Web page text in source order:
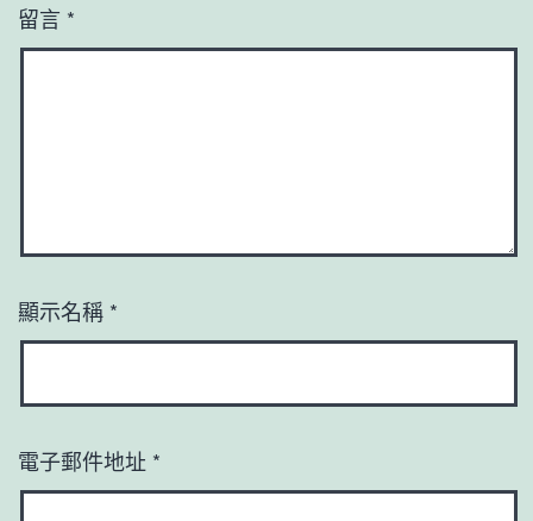
留言 *
顯示名稱 *
電子郵件地址 *